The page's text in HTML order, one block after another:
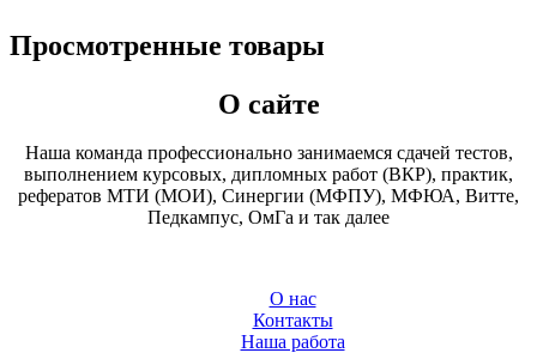
Просмотренные товары
О сайте
Наша команда профессионально занимаемся сдачей тестов,
выполнением курсовых, дипломных работ (ВКР), практик,
рефератов МТИ (МОИ), Синергии (МФПУ), МФЮА, Витте,
Педкампус, ОмГа и так далее
О нас
Контакты
Наша работа